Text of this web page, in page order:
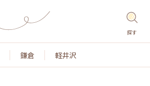
探す
鎌倉 軽井沢